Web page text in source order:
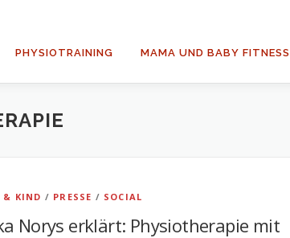
PHYSIOTRAINING MAMA UND BABY FITNESS
& KIND / PRESSE / SOCIAL
Norys erklärt: Physiotherapie mit